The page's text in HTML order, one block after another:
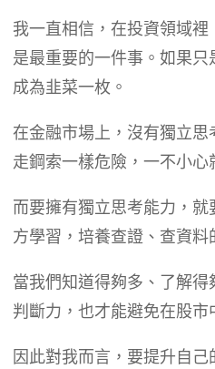
我一直相信，在投資領域裡
是最重要的一件事。如果
成為韭菜一枚。
在金融市場上，沒有獨立
走鋼索一樣危險，一不小心
而要擁有獨立思考能力，
方學習，培養查證、查資料
當我們知道得夠多、了解
判斷力，也才能避免在股市
因此對我而言，要提升自